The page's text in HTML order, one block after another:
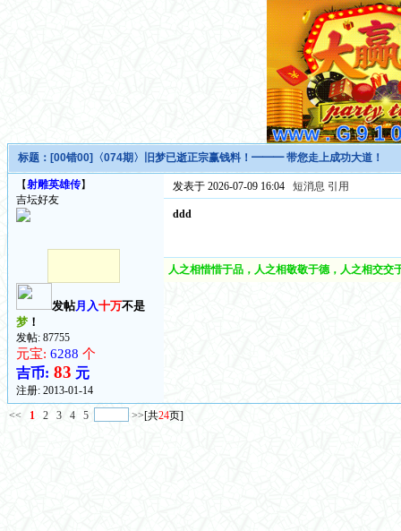
标题： [00错00]〈074期〉旧梦已逝正宗赢钱料！━━━ 带您走上成功大道！
【射雕英雄传】
吉坛好友
发帖月入十万不是
梦！
发帖: 87755
元宝: 6288 个
吉币: 83 元
注册: 2013-01-14
发表于 2026-07-09 16:04 短消息 引用
ddd
人之相惜惜于品，人之相敬敬于德，人之相交
<< 1 2 3 4 5 >>[共24页]